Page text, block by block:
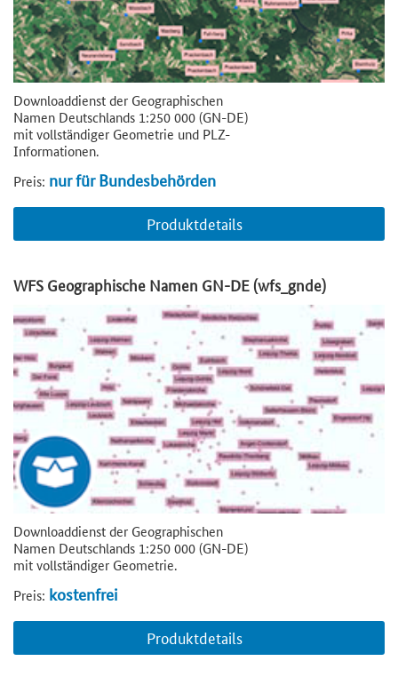
Downloaddienst der Geographischen
Namen Deutschlands 1:250 000 (GN-DE)
mit vollständiger Geometrie und PLZ-
Informationen.
Preis: nur für Bundesbehörden
Produktdetails
WFS Geographische Namen GN-DE (wfs_gnde)
Downloaddienst der Geographischen
Namen Deutschlands 1:250 000 (GN-DE)
mit vollständiger Geometrie.
Preis: kostenfrei
Produktdetails